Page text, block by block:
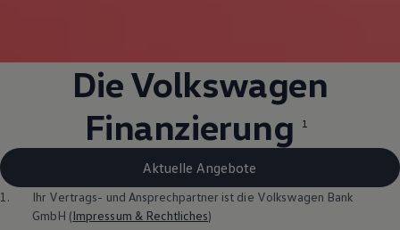
DieVolkswagen
Finanzierung
1
Aktuelle Angebote
1. Ihr Vertrags- und Ansprechpartner ist die Volkswagen Bank
GmbH (Impressum & Rechtliches)